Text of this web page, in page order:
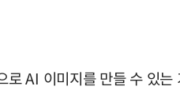
로 AI 이미지를 만들 수 있는